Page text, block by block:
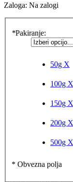
Zaloga: Na zalogi
*Pakiranje:
50g X
100g X
150g X
200g X
500g X
* Obvezna polja